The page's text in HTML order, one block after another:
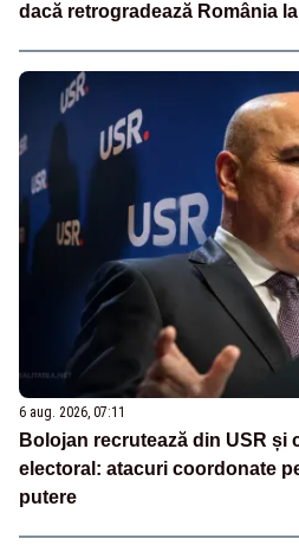
dacă retrogradează România
6 aug. 2026, 07:11
Bolojan recrutează din USR și
electoral: atacuri coordonate
putere